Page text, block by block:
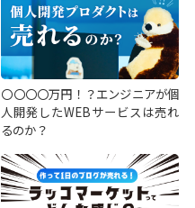
〇〇〇〇万円！？エンジニアが個
人開発したWEBサービスは売れ
るのか？